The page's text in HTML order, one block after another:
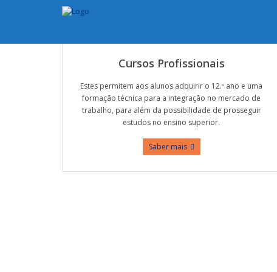
Cursos Profissionais
Estes permitem aos alunos adquirir o 12.º ano e uma
formação técnica para a integração no mercado de
trabalho, para além da possibilidade de prosseguir
estudos no ensino superior.
Saber mais